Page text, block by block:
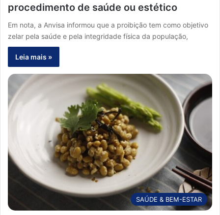
procedimento de saúde ou estético
Em nota, a Anvisa informou que a proibição tem como objetivo
zelar pela saúde e pela integridade física da população,
Leia mais »
SAÚDE & BEM-ESTAR